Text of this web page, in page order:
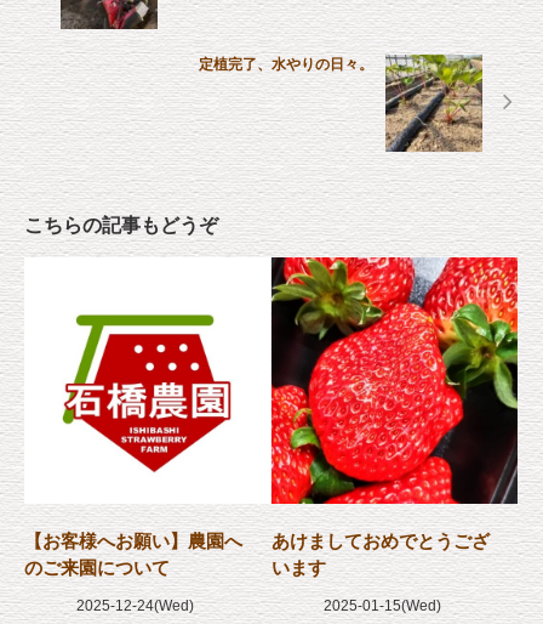
定植完了、水やりの日々。
こちらの記事もどうぞ
【お客様へお願い】農園へ
のご来園について
2025-12-24(Wed)
あけましておめでとうござ
います
2025-01-15(Wed)